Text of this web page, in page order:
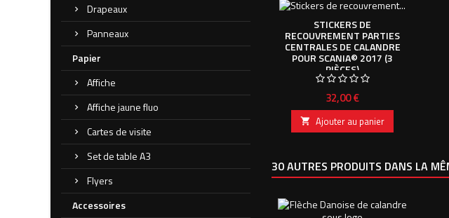
Drapeaux
Panneaux
Papier
Affiche
Affiche jaune fluo
Cartes de visite
Set de table A3
Flyers
Accessoires
STICKERS DE
RECOUVREMENT PARTIES
CENTRALES DE CALANDRE
POUR SCANIA© 2017 (3
PIÈCES)
Prix
32,00 €
 Ajouter au panier
30 AUTRES PRODUITS DANS LA